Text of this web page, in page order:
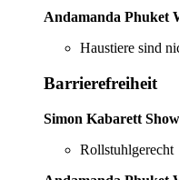
Andamanda Phuket
Haustiere sind
Barrierefreiheit
Simon Kabarett Show
Rollstuhlgerecht